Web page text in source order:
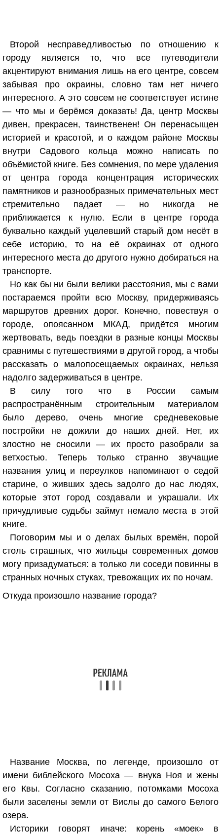
Второй несправедливостью по отношению к
городу является то, что все путеводители
акцентируют внимания лишь на его центре, совсем
забывая про окраины, словно там нет ничего
интересного. А это совсем не соответствует истине
— что мы и берёмся доказать! Да, центр Москвы
дивен, прекрасен, таинственен! Он перенасыщен
историей и красотой, и о каждом районе Москвы
внутри Садового кольца можно написать по
объёмистой книге. Без сомнения, по мере удаления
от центра города концентрация исторических
памятников и разнообразных примечательных мест
стремительно падает — но никогда не
приближается к нулю. Если в центре города
буквально каждый уцелевший старый дом несёт в
себе историю, то на её окраинах от одного
интересного места до другого нужно добираться на
транспорте.
Но как бы ни были велики расстояния, мы с вами
постараемся пройти всю Москву, придерживаясь
маршрутов древних дорог. Конечно, повествуя о
городе, опоясанном МКАД, придётся многим
жертвовать, ведь поездки в разные концы Москвы
сравнимы с путешествиями в другой город, а чтобы
рассказать о малопосещаемых окраинах, нельзя
надолго задерживаться в центре.
В силу того что в России самым
распространённым строительным материалом
было дерево, очень многие средневековые
постройки не дожили до наших дней. Нет, их
злостно не сносили — их просто разобрали за
ветхостью. Теперь только странно звучащие
названия улиц и переулков напоминают о седой
старине, о живших здесь задолго до нас людях,
которые этот город создавали и украшали. Их
причудливые судьбы займут немало места в этой
книге.
Поговорим мы и о делах былых времён, порой
столь страшных, что жильцы современных домов
могу призадуматься: а только ли соседи повинны в
странных ночных стуках, тревожащих их по ночам.
Откуда произошло название города?
Название Москва, по легенде, произошло от
имени библейского Мосоха — внука Ноя и жены
его Квы. Согласно сказанию, потомками Мосоха
были заселены земли от Вислы до самого Белого
озера.
Историки говорят иначе: корень «моек» в